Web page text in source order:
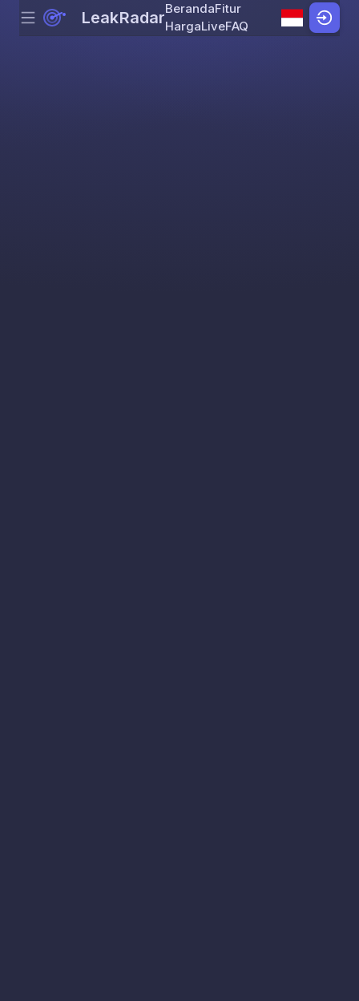
Skip to content
Menu LeakRadarBerandaFitur
HargaLiveFAQ